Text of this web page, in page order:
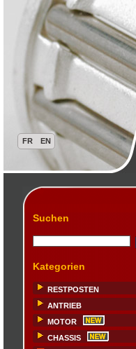
Suchen
Kategorien
RESTPOSTEN
ANTRIEB
MOTOR
CHASSIS